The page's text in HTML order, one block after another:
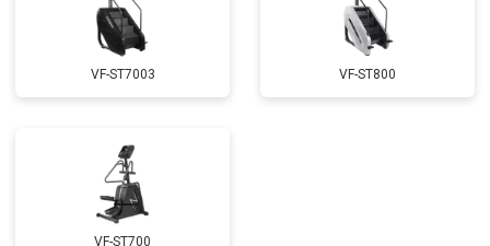
VF-ST7003 VF-ST800
VF-ST700